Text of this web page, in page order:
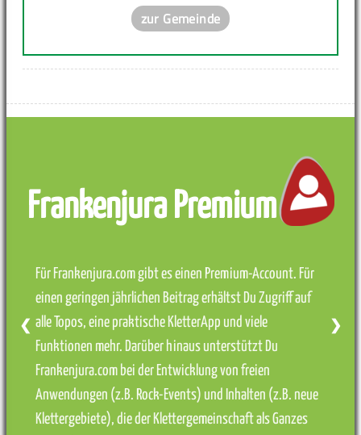
zur Gemeinde
Frankenjura Premium
Für Frankenjura.com gibt es einen Premium-Account. Für
einen geringen jährlichen Beitrag erhältst Du Zugriff auf
alle Topos, eine praktische KletterApp und viele
Funktionen mehr. Darüber hinaus unterstützt Du
Frankenjura.com bei der Entwicklung von freien
Anwendungen (z.B. Rock-Events) und Inhalten (z.B. neue
Klettergebiete), die der Klettergemeinschaft als Ganzes
❮ ❯